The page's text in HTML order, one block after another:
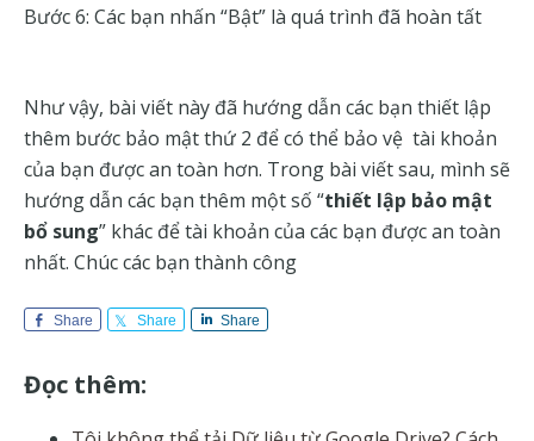
Bước 6: Các bạn nhấn “Bật” là quá trình đã hoàn tất
Như vậy, bài viết này đã hướng dẫn các bạn thiết lập
thêm bước bảo mật thứ 2 để có thể bảo vệ tài khoản
của bạn được an toàn hơn. Trong bài viết sau, mình sẽ
hướng dẫn các bạn thêm một số “thiết lập bảo mật
bổ sung” khác để tài khoản của các bạn được an toàn
nhất. Chúc các bạn thành công
Share Share Share
Đọc thêm: